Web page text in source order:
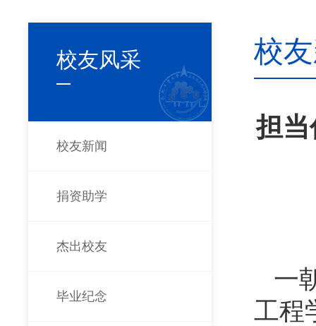
校友风采
校友新闻
捐资助学
杰出校友
毕业纪念
校
担
一
工程